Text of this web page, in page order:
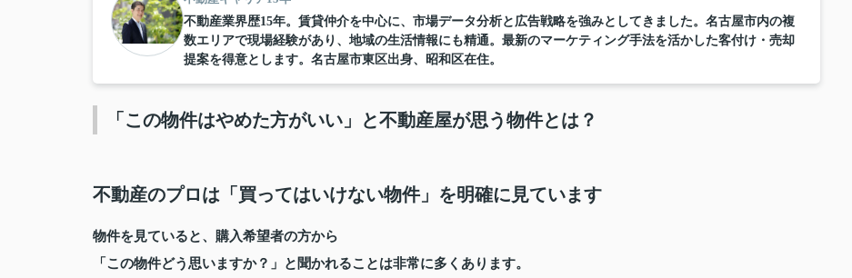
不動産業界歴15年。賃貸仲介を中心に、市場データ分析と広告戦略を強みとしてきました。名古屋市内の複
数エリアで現場経験があり、地域の生活情報にも精通。最新のマーケティング手法を活かした客付け・売却
提案を得意とします。名古屋市東区出身、昭和区在住。
「この物件はやめた方がいい」と不動産屋が思う物件とは？
不動産のプロは「買ってはいけない物件」を明確に見ています
物件を見ていると、購入希望者の方から
「この物件どう思いますか？」と聞かれることは非常に多くあります。